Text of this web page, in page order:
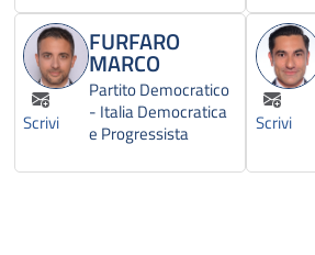
Scrivi
FURFARO
MARCO
Partito Democratico
- Italia Democratica
e Progressista
Scrivi